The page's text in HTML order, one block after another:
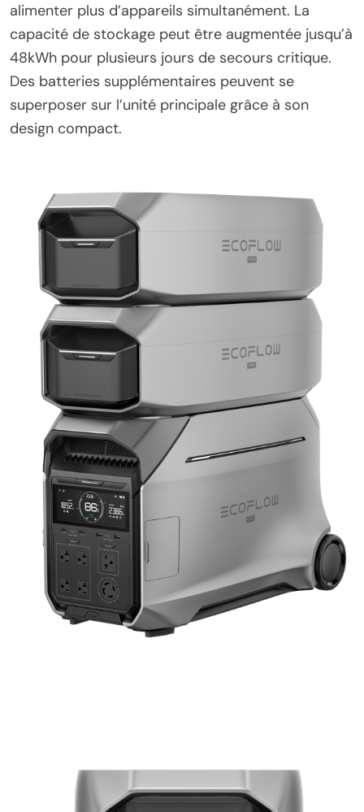
alimenter plus d’appareils simultanément. La
capacité de stockage peut être augmentée jusqu’à
48kWh pour plusieurs jours de secours critique.
Des batteries supplémentaires peuvent se
superposer sur l’unité principale grâce à son
design compact.